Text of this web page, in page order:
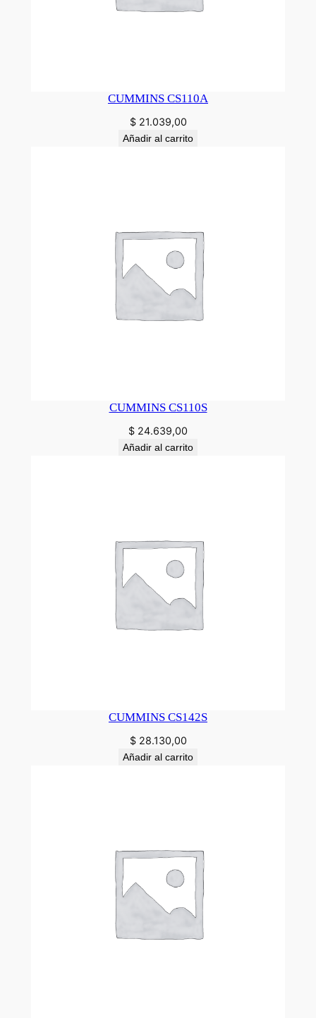
CUMMINS CS110A
$21.039,00
Añadir al carrito
CUMMINS CS110S
$ 24.639,00
Añadir al carrito
CUMMINS CS142S
$28.130,00
Añadir al carrito